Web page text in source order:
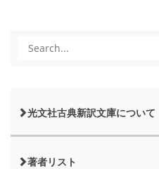
光文社古典新訳文庫について
著者リスト